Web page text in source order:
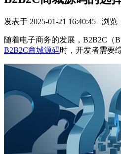
发表于 2025-01-21 16:40:45 浏览
随着电子商务的发展， B2B2C （
B2B2C商城源码时，开发者需要